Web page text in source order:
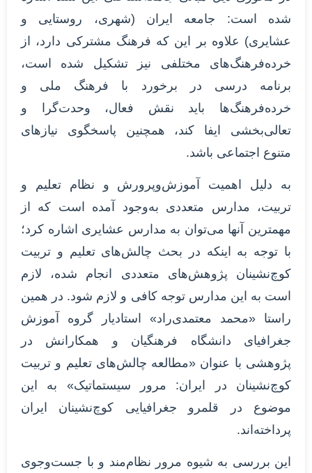
شده است: جامعه ایران (شهری، روستایی و
عشایری) علاوه بر این که فرهنگ مشترکی دارد، از
خرده‌فرهنگ‌های مختلفی نیز تشکیل شده است،
برنامه درسی در برخورد با فرهنگ ملی و
خرده‌فرهنگ‌ها باید نقش فعال، وحدت‌گرا و
تعالی‌بخشی ایفا کند، همچنین پاسخگوی نیازهای
متنوع اجتماعی باشد.
به دلیل اهمیت آموزش‌وپرورش و نظام تعلیم و
تربیت، مدارس متعددی به‌وجود آمده است که از
مهمترین آنها می‌توان به مدارس عشایری اشاره کرد؛
با توجه به اینکه در بحث چالش‌های تعلیم و تربیت
کوچ‌نشینان پژوهش‌های متعددی انجام شده، لازم
است به این مدارس توجه کافی و لازم شود. در همین
راستا «محمد معتمدی‌راد» استادیار گروه آموزش
جغرافیای دانشگاه فرهنگیان و همکارانش در
پژوهشی با عنوان «مطالعه چالش‌های تعلیم و تربیت
کوچ‌نشینان در ایران: مرور سیستماتیک» به این
موضوع در قلمرو جغرافیایی کوچ‌نشینان ایران
پرداخته‌اند.
این بررسی به شیوه مرور نظام‌مند و با جست‌وجوی